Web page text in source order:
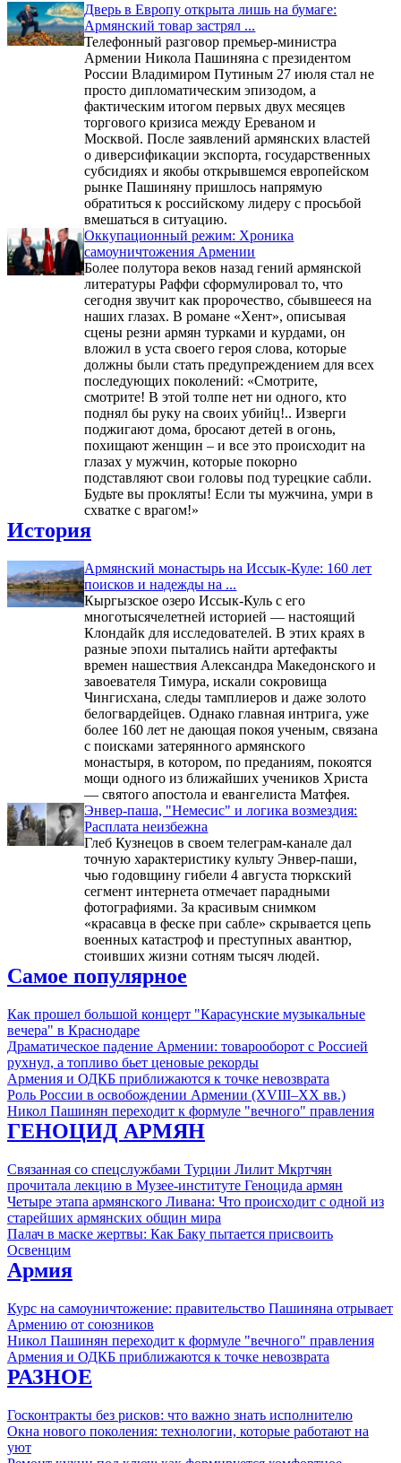
Дверь в Европу открыта лишь на бумаге:
Армянский товар застрял ...
Телефонный разговор премьер-министра
Армении Никола Пашиняна с президентом
России Владимиром Путиным 27 июля стал не
просто дипломатическим эпизодом, а
фактическим итогом первых двух месяцев
торгового кризиса между Ереваном и
Москвой. После заявлений армянских властей
о диверсификации экспорта, государственных
субсидиях и якобы открывшемся европейском
рынке Пашиняну пришлось напрямую
обратиться к российскому лидеру с просьбой
вмешаться в ситуацию.
Оккупационный режим: Хроника
самоуничтожения Армении
Более полутора веков назад гений армянской
литературы Раффи сформулировал то, что
сегодня звучит как пророчество, сбывшееся на
наших глазах. В романе «Хент», описывая
сцены резни армян турками и курдами, он
вложил в уста своего героя слова, которые
должны были стать предупреждением для всех
последующих поколений: «Смотрите,
смотрите! В этой толпе нет ни одного, кто
поднял бы руку на своих убийц!.. Изверги
поджигают дома, бросают детей в огонь,
похищают женщин – и все это происходит на
глазах у мужчин, которые покорно
подставляют свои головы под турецкие сабли.
Будьте вы прокляты! Если ты мужчина, умри в
схватке с врагом!»
История
Армянский монастырь на Иссык-Куле: 160 лет
поисков и надежды на ...
Кыргызское озеро Иссык-Куль с его
многотысячелетней историей — настоящий
Клондайк для исследователей. В этих краях в
разные эпохи пытались найти артефакты
времен нашествия Александра Македонского и
завоевателя Тимура, искали сокровища
Чингисхана, следы тамплиеров и даже золото
белогвардейцев. Однако главная интрига, уже
более 160 лет не дающая покоя ученым, связана
с поисками затерянного армянского
монастыря, в котором, по преданиям, покоятся
мощи одного из ближайших учеников Христа
— святого апостола и евангелиста Матфея.
Энвер-паша, "Немесис" и логика возмездия:
Расплата неизбежна
Глеб Кузнецов в своем телеграм-канале дал
точную характеристику культу Энвер-паши,
чью годовщину гибели 4 августа тюркский
сегмент интернета отмечает парадными
фотографиями. За красивым снимком
«красавца в феске при сабле» скрывается цепь
военных катастроф и преступных авантюр,
стоивших жизни сотням тысяч людей.
Самое популярное
Как прошел большой концерт "Карасунские музыкальные
вечера" в Краснодаре
Драматическое падение Армении: товарооборот с Россией
рухнул, а топливо бьет ценовые рекорды
Армения и ОДКБ приближаются к точке невозврата
Роль России в освобождении Армении (XVIII–XX вв.)
Никол Пашинян переходит к формуле "вечного" правления
ГЕНОЦИД АРМЯН
Связанная со спецслужбами Турции Лилит Мкртчян
прочитала лекцию в Музее-институте Геноцида армян
Четыре этапа армянского Ливана: Что происходит с одной из
старейших армянских общин мира
Палач в маске жертвы: Как Баку пытается присвоить
Освенцим
Армия
Курс на самоуничтожение: правительство Пашиняна отрывает
Армению от союзников
Никол Пашинян переходит к формуле "вечного" правления
Армения и ОДКБ приближаются к точке невозврата
РАЗНОЕ
Госконтракты без рисков: что важно знать исполнителю
Окна нового поколения: технологии, которые работают на
уют